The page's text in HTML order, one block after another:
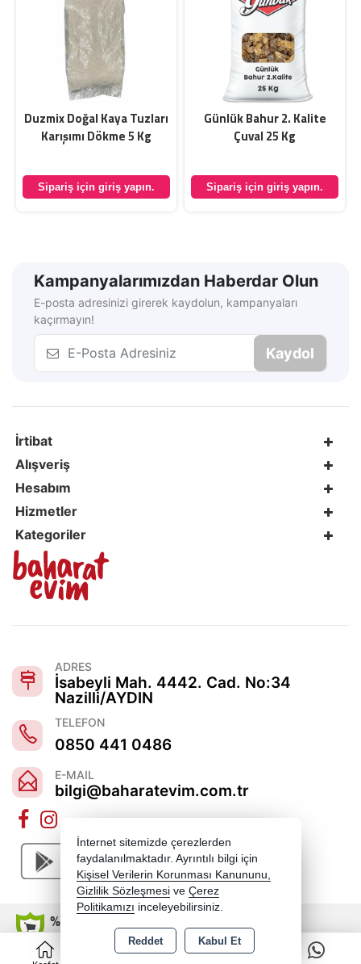
0
Duzmix Doğal Kaya Tuzları
Karışımı Dökme 5 Kg
Sipariş için giriş yapın.
Günlük Bahur 2. Kalite
Çuval 25 Kg
Sipariş için giriş yapın.
Kampanyalarımızdan Haberdar Olun
E-posta adresinizi girerek kaydolun, kampanyaları
kaçırmayın!
Kaydol
İrtibat
Alışveriş
Hesabım
Hizmetler
Kategoriler
ADRES
İsabeyli Mah. 4442. Cad. No:34
Nazilli/AYDIN
TELEFON
0850 441 0486
E-MAIL
bilgi@baharatevim.com.tr
İnternet sitemizde çerezlerden
faydalanılmaktadır. Ayrıntılı bilgi için
Kişisel Verilerin Korunması Kanununu,
Gizlilik Sözleşmesi ve Çerez
Politikamızı inceleyebilirsiniz.
Reddet Kabul Et